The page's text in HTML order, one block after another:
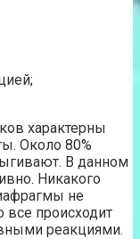
характерны
Около 80%
В данном
Никакого
не
происходит
реакциями.